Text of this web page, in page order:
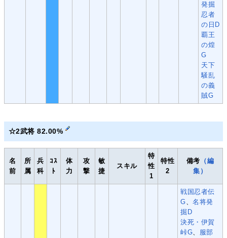
発掘
忍者
の日D
覇王
の煌
G
天下
騒乱
の義
賊G
☆2武将 82.00%
名
前
所
属
兵
科
ｺｽ
ﾄ
体
力
攻
撃
敏
捷
スキル
特
性
1
特性
2
備考 （編
集）
戦国忍者伝
G、名将発
掘D
決死・伊賀
峠G、 服部